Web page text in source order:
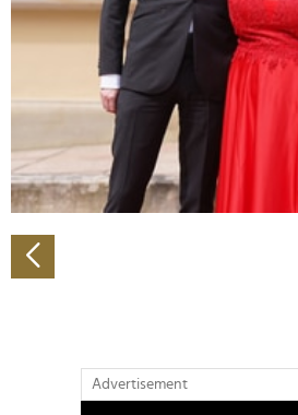
Wir verwenden Cookies, um
personalisieren, Funktionen für
zu können und die Zugriffe auf
analysieren. Außerdem geben wir
Verwendung unserer Website an
soziale Medien, Werbung und
Partner führen diese Informationen
haben oder die sie im Rahmen
gesammelt haben.
Advertisement